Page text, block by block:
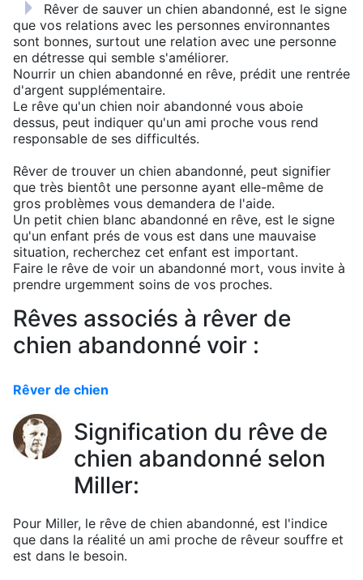
Rêver de sauver un chien abandonné, est le signe
que vos relations avec les personnes environnantes
sont bonnes, surtout une relation avec une personne
en détresse qui semble s'améliorer.
Nourrir un chien abandonné en rêve, prédit une rentrée
d'argent supplémentaire.
Le rêve qu'un chien noir abandonné vous aboie
dessus, peut indiquer qu'un ami proche vous rend
responsable de ses difficultés.
Rêver de trouver un chien abandonné, peut signifier
que très bientôt une personne ayant elle-même de
gros problèmes vous demandera de l'aide.
Un petit chien blanc abandonné en rêve, est le signe
qu'un enfant prés de vous est dans une mauvaise
situation, recherchez cet enfant est important.
Faire le rêve de voir un abandonné mort, vous invite à
prendre urgemment soins de vos proches.
Rêves associés à rêver de
chien abandonné voir :
Rêver de chien
Signification du rêve de
chien abandonné selon
Miller:
Pour Miller, le rêve de chien abandonné, est l'indice
que dans la réalité un ami proche de rêveur souffre et
est dans le besoin.